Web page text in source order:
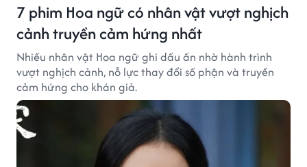
7 phim Hoa ngữ có nhân vật vượt nghịch
cảnh truyền cảm hứng nhất
Nhiều nhân vật Hoa ngữ ghi dấu ấn nhờ hành trình
vượt nghịch cảnh, nỗ lực thay đổi số phận và truyền
cảm hứng cho khán giả.